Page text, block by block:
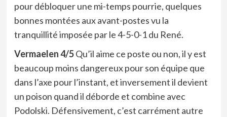
pour débloquer une mi-temps pourrie, quelques
bonnes montées aux avant-postes vu la
tranquillité imposée par le 4-5-0-1 du René.
Vermaelen 4/5Qu’il aime ce poste ou non, il y est
beaucoup moins dangereux pour son équipe que
dans l’axe pour l’instant, et inversement il devient
un poison quand il déborde et combine avec
Podolski. Défensivement, c’est carrément autre